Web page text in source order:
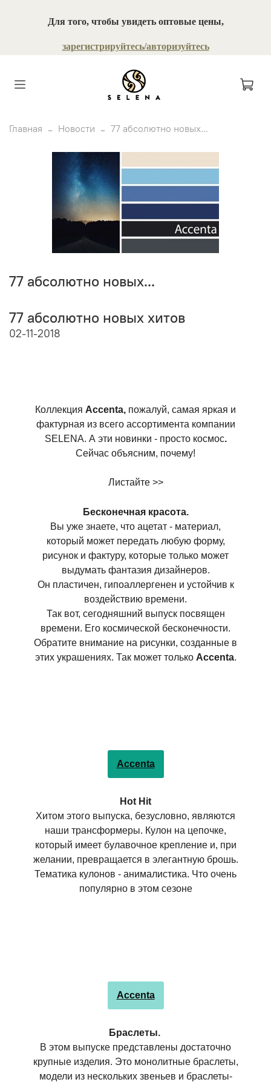
Для того, чтобы увидеть оптовые цены,
зарегистрируйтесь/авторизуйтесь
Главная Новости 77 абсолютно новых...
77 абсолютно новых...
77 абсолютно новых хитов
02-11-2018
Коллекция Accenta, пожалуй, самая яркая и
фактурная из всего ассортимента компании
SELENA. А эти новинки - просто космос.
Сейчас объясним, почему!
Листайте >>
Бесконечная красота.
Вы уже знаете, что ацетат - материал,
который может передать любую форму,
рисунок и фактуру, которые только может
выдумать фантазия дизайнеров.
Он пластичен, гипоаллергенен и устойчив к
воздействию времени.
Так вот, сегодняшний выпуск посвящен
времени. Его космической бесконечности.
Обратите внимание на рисунки, созданные в
этих украшениях. Так может только Accenta.
Accenta
Hot Hit
Хитом этого выпуска, безусловно, являются
наши трансформеры. Кулон на цепочке,
который имеет булавочное крепление и, при
желании, превращается в элегантную брошь.
Тематика кулонов - анималистика. Что очень
популярно в этом сезоне
Accenta
Браслеты.
В этом выпуске представлены достаточно
крупные изделия. Это монолитные браслеты,
модели из нескольких звеньев и браслеты-